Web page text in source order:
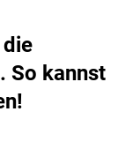
So kannst